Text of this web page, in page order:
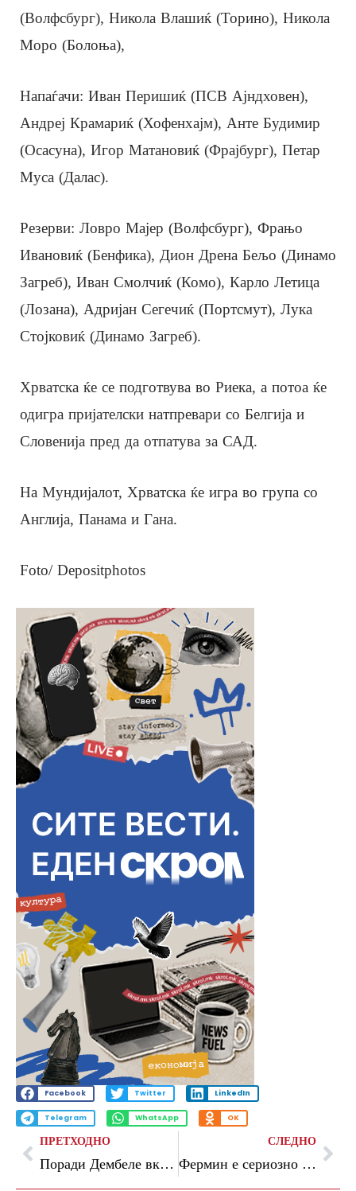
(Волфсбург), Никола Влашиќ (Торино), Никола
Моро (Болоња),
Напаѓачи: Иван Перишиќ (ПСВ Ајндховен),
Андреј Крамариќ (Хофенхајм), Анте Будимир
(Осасуна), Игор Матановиќ (Фрајбург), Петар
Муса (Далас).
Резерви: Ловро Мајер (Волфсбург), Фрањо
Ивановиќ (Бенфика), Дион Дрена Бељо (Динамо
Загреб), Иван Смолчиќ (Комо), Карло Летица
(Лозана), Адријан Сегечиќ (Портсмут), Лука
Стојковиќ (Динамо Загреб).
Хрватска ќе се подготвува во Риека, а потоа ќе
одигра пријателски натпревари со Белгија и
Словенија пред да отпатува за САД.
На Мундијалот, Хрватска ќе игра во група со
Англија, Панама и Гана.
Foto/ Depositphotos
Facebook Twitter LinkedIn
Telegram WhatsApp OK
ПРЕТХОДНО
Поради Дембеле вклучени алармите во ПСЖ
СЛЕДНО
Фермин е сериозно повреден, го пропушта Светското првенство